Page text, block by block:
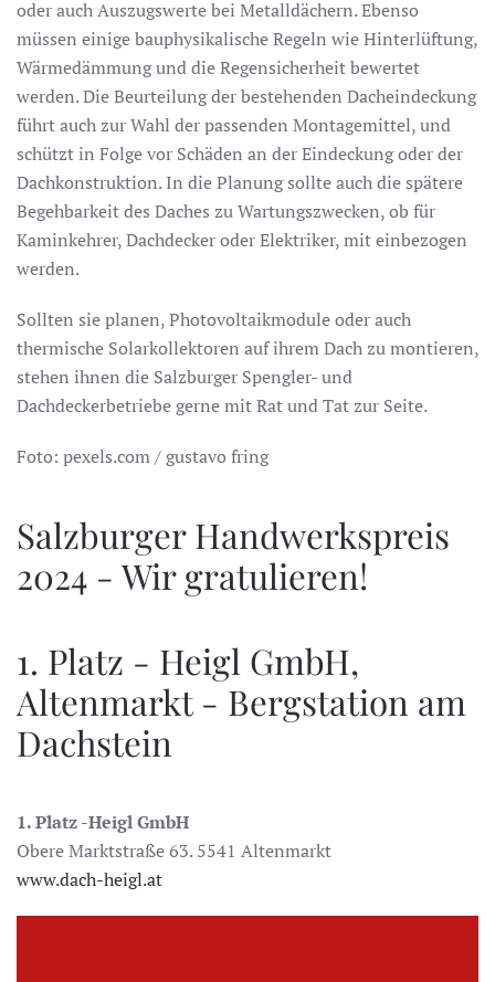
oder auch Auszugswerte bei Metalldächern. Ebenso
müssen einige bauphysikalische Regeln wie Hinterlüftung,
Wärmedämmung und die Regensicherheit bewertet
werden. Die Beurteilung der bestehenden Dacheindeckung
führt auch zur Wahl der passenden Montagemittel, und
schützt in Folge vor Schäden an der Eindeckung oder der
Dachkonstruktion. In die Planung sollte auch die spätere
Begehbarkeit des Daches zu Wartungszwecken, ob für
Kaminkehrer, Dachdecker oder Elektriker, mit einbezogen
werden.
Sollten sie planen, Photovoltaikmodule oder auch
thermische Solarkollektoren auf ihrem Dach zu montieren,
stehen ihnen die Salzburger Spengler- und
Dachdeckerbetriebe gerne mit Rat und Tat zur Seite.
Foto: pexels.com / gustavo fring
Salzburger Handwerkspreis
2024 - Wir gratulieren!
1. Platz - Heigl GmbH,
Altenmarkt - Bergstation am
Dachstein
1. Platz -Heigl GmbH
Obere Marktstraße 63. 5541 Altenmarkt
www.dach-heigl.at